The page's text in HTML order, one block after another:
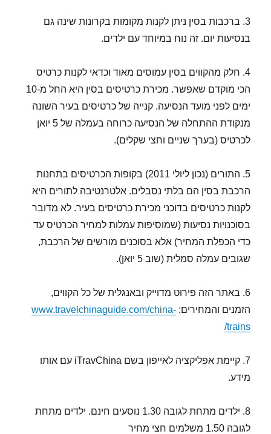
3. ברכבות בסין ניתן לקנות מקומות בקרונות שינה גם
בנסיעות יום. זה נוח במיוחד עם ילדים.
4. חלק מהקווים בסין עמוסים מאוד וכדאי לקנות כרטיס
הכי מוקדם שאפשר. מכירת כרטיסים בסין היא החל מ-10
ימים לפני מועד הנסיעה. קנייה של כרטיסים בעיר השונה
מנקודת ההתחלה של הנסיעה כרוחה בעמלה של 5 יואן
לכרטיס (בערך שניים וחצי שקלים).
5. התורים (נכון ליולי 2011) בקופות הכרטיסים בתחנות
הרכבת בסין הם בלתי נסבלים. אלטרנטיבה לתורים היא
לקנות כרטיסים בדוכני מכירת כרטיסים בעיר. לא מדובר
בסוכנויות נסיעות (שמוסיפות עמלות למחיר הכרטיס עד
כדי הכפלת המחיר) אלא בסוכנים מורשים של הרכבת,
שגובים עמלה סמלית (שוב 5 יואן).
6. באתר הזה פירוט מדוייק ובאנגלית של כל הקווים,
הזמנים והמחירים:www.travelchinaguide.com/china-
trains/
7. קיימת אפליקציה לאייפון בשם iTravChina עם אותו
מידע.
8. ילדים מתחת לגובה 1.30 נוסעים חינם. ילדים מתחת
לגובה 1.50 משלמים חצי מחיר